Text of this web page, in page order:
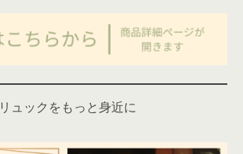
リュックをもっと身近に